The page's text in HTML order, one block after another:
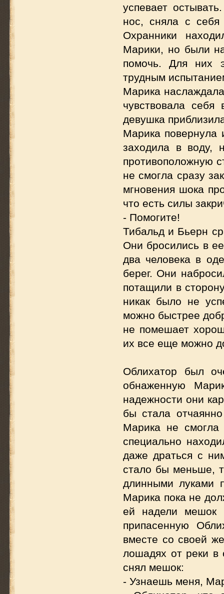
успевает
нос, сняла с себя
Охранники
Марики, но были
помочь. Для них
трудным
Марика
чувствовала
девушка
Марика повернула
заходила в воду,
противоположную
не смогла сразу
мгновения шока
что есть силы
- Помогите!
Тибальд и Бьерн
Они бросились в
два человека в
берег. Они
потащили в
никак было не
можно быстрее
не помешает
их все еще можно
Облихатор был
обнаженную
надежности они
бы стала
Марика не смогла
специально
даже драться с
стало бы меньше,
длинными луками
Марика пока не
ей надели мешок
припасенную
вместе со своей
лошадях от реки в
снял мешок:
- Узнаешь меня,